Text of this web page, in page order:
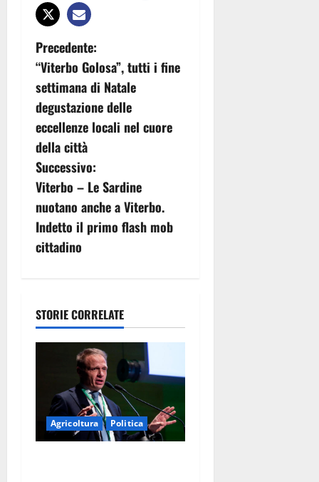
N
a
v
i
g
a
z
i
n
e
t
Precedente:
“Viterbo Golosa”, tutti i fine
settimana di Natale
degustazione delle
eccellenze locali nel cuore
della città
Successivo:
Viterbo – Le Sardine
nuotano anche a Viterbo.
Indetto il primo flash mob
cittadino
STORIE CORRELATE
Agricoltura Politica